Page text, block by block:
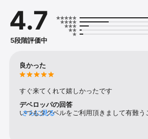
アプリから簡単に呼べるので、寝坊してしま
2．目安到着時間がわかるから、待ち時間も有
タクシー配車を依頼すると到着時間の目安がわ
何かあった時はメッセージ機能で直接、乗
3．GO Payを使えばキャッシュレス、乗って
アプリ内でクレジットカード情報を追加し
おこなわれます。
目的地に到着したらそのままタクシーから降
4.7
5段階評価中
良かった
すぐ来てくれて嬉しかったです
デベロッパの回答
いつもタクベルをご利用頂きまして有難う
さらに見る